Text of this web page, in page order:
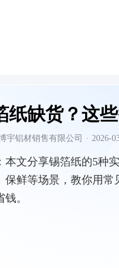
纸缺货？这
宇铝材销售有限公司 · 2026-
本文分享锡箔纸的5种
保鲜等场景，教你用常
。